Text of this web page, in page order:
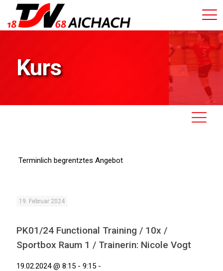
Kurs
Terminlich begrentztes Angebot
19. Februar 2024
PK01/24 Functional Training / 10x /
Sportbox Raum 1 / Trainerin: Nicole Vogt
19.02.2024 @ 8:15 - 9:15 -